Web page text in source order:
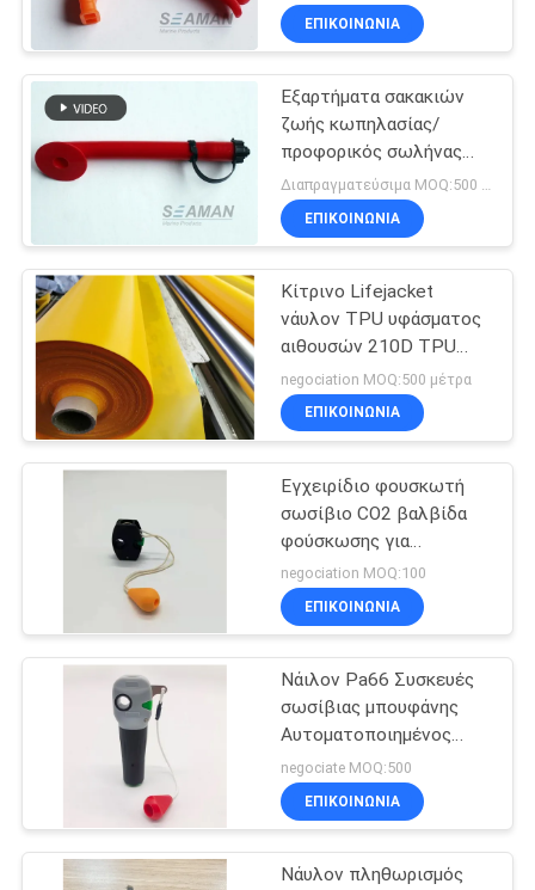
σακάκι αθλητικής
ζωής νερού
Δαχτυλίδι Lifebuoy
διογκώσιμη
σωστική λέμβος
διάσωσης
ΕΠΙΚΟΙΝΩΝΙΑ
Εξαρτήματα σακακιών
ζωής κωπηλασίας/
προφορικός σωλήνας
πληθωρισμού TPU με
την πίεση ΚΑΠ &
εσωτερικών - ευαίσθητη
ΕΠΙΚΟΙΝΩΝΙΑ
Κίτρινο Lifejacket
νάυλον TPU υφάσματος
αιθουσών 210D TPU
διογκώσιμο ύφασμα
negociation MOQ:500 μέτρα
ΕΠΙΚΟΙΝΩΝΙΑ
Εγχειρίδιο φουσκωτή
σωσίβιο CO2 βαλβίδα
φούσκωσης για
φούσκωση στο σωσίβιο
ISO 12402
negociation MOQ:100
ΕΠΙΚΟΙΝΩΝΙΑ
Νάιλον Pa66 Συσκευές
σωσίβιας μπουφάνης
Αυτοματοποιημένος
φουσκωτής Μαύρο κιτ
φουσκωτή φυσίγγου
negociate MOQ:500
ΕΠΙΚΟΙΝΩΝΙΑ
Νάυλον πληθωρισμός